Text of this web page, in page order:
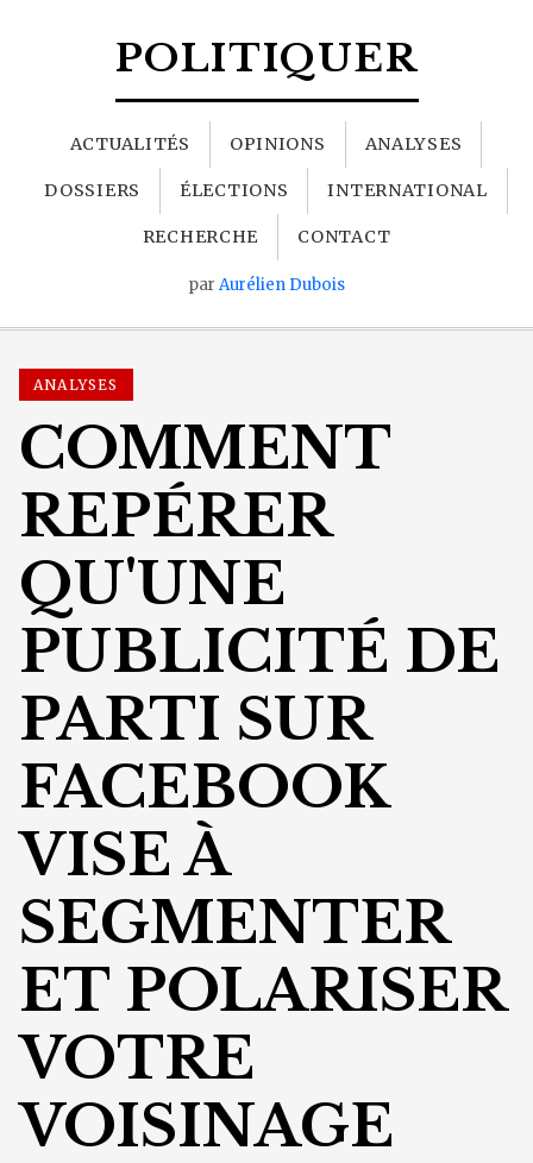
POLITIQUER
ACTUALITÉS OPINIONS ANALYSES
DOSSIERS ÉLECTIONS INTERNATIONAL
RECHERCHE CONTACT
par Aurélien Dubois
ANALYSES
COMMENT
REPÉRER
QU'UNE
PUBLICITÉ DE
PARTI SUR
FACEBOOK
VISE À
SEGMENTER
ET POLARISER
VOTRE
VOISINAGE